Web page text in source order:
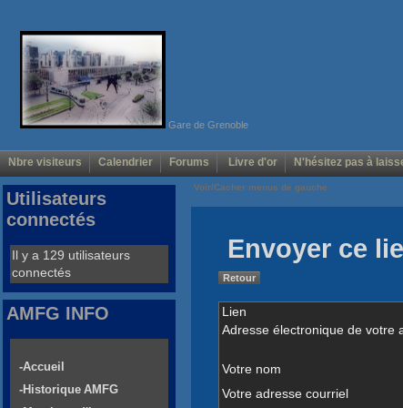
Gare de Grenoble
Nbre visiteurs Calendrier Forums Livre d'or N'hésitez pas à
Voir/Cacher menus de gauche
Envoyer ce
Retour
Lien
Adresse électronique de votre
Votre nom
Votre adresse courriel
Utilisateurs
connectés
Il y a 129 utilisateurs
connectés
AMFG INFO
-Accueil
-Historique AMFG